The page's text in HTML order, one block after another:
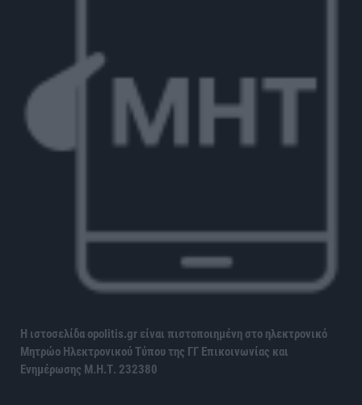
Η ιστοσελίδα opolitis.gr είναι πιστοποιημένη στο ηλεκτρονικό
Μητρώο Ηλεκτρονικού Τύπου της ΓΓ Επικοινωνίας και
Ενημέρωσης Μ.Η.Τ. 232380